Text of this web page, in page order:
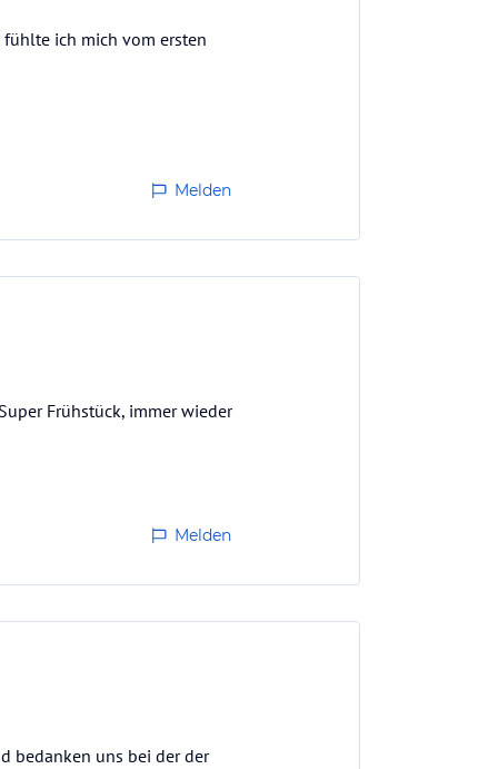
ich mich vom ersten
Melden
Frühstück, immer wieder
Melden
bedanken uns bei der der